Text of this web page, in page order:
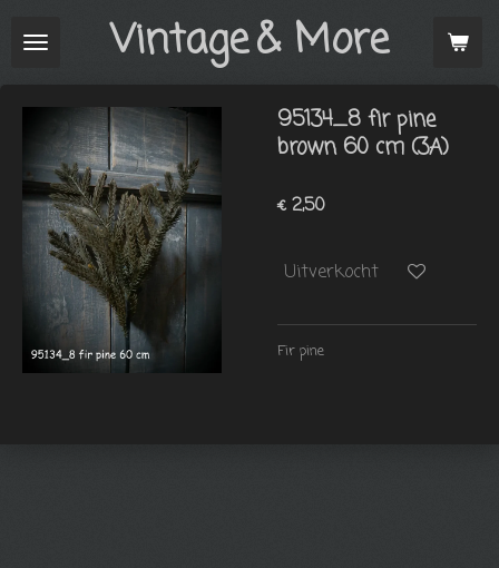
direct
hoofdinhoud
Vintage& More
95134_8 fir pine
brown 60 cm (3A)
€ 2,50
Uitverkocht
Fir pine